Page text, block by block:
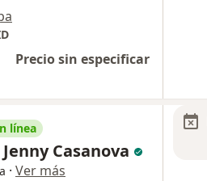
Precio sin especificar
línea
Casanova
· Ver más